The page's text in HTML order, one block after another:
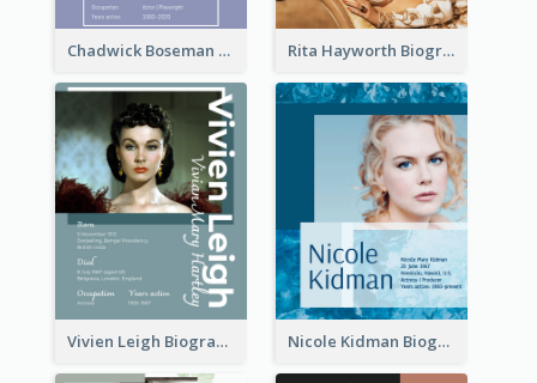
Chadwick Boseman Biography Rita Hayworth Biography
Vivien Leigh Biography Nicole Kidman Biography